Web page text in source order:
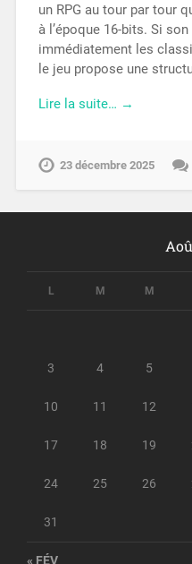
un RPG au tour par tour
à l’époque 16-bits. Si
immédiatement les
le jeu propose une
Lire la suite… →
23 décembre 2025
L M M
3 4 5
10 11 12
17 18 19
24 25 26
31
« FÉV